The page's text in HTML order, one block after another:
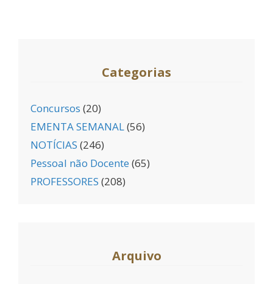
Categorias
Concursos (20)
EMENTA SEMANAL(56)
NOTÍCIAS (246)
Pessoal não Docente (65)
PROFESSORES (208)
Arquivo